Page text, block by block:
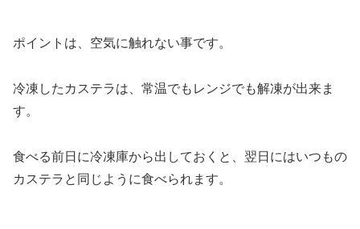
ポイントは、空気に触れない事です。
冷凍したカステラは、常温でもレンジでも解凍が出来ま
す。
食べる前日に冷凍庫から出しておくと、翌日にはいつもの
カステラと同じように食べられます。